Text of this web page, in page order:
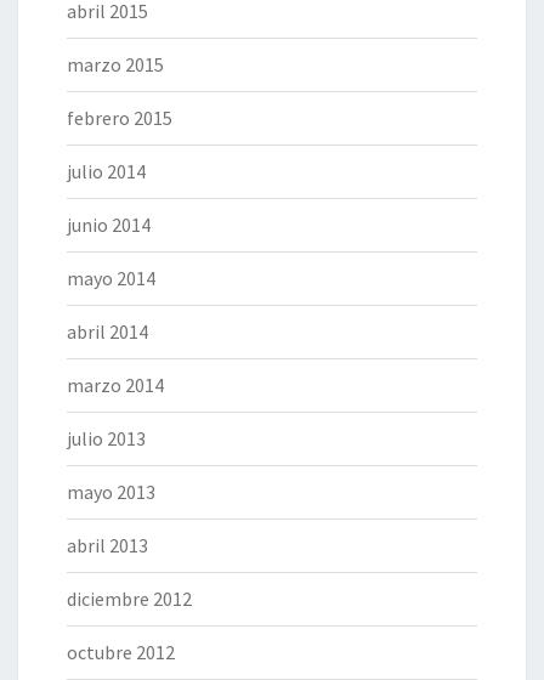
abril 2015
marzo 2015
febrero 2015
julio 2014
junio 2014
mayo 2014
abril 2014
marzo 2014
julio 2013
mayo 2013
abril 2013
diciembre 2012
octubre 2012